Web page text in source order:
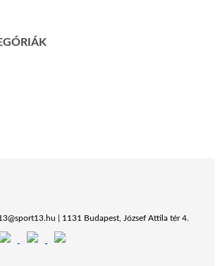
| 1131 Budapest, József Attila tér 4.